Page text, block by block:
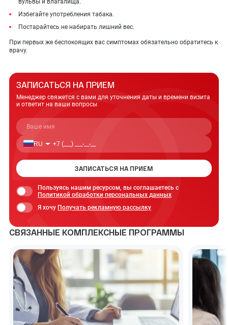
вульвы и влагалища.
Избегайте употребления табака.
Постарайтесь не набирать лишний вес.
При первых же беспокоящих вас симптомах обязательно обратитесь к
врачу.
ЗАПИСАТЬСЯ НА ПРИЕМ
Менеджер свяжется с вами для уточнения даты и времени визита
и ответит на ваши вопросы
RU
ЗАПИСАТЬСЯ НА ПРИЕМ
Пользуясь нашим ресурсом, вы соглашаетесь с
Политикой обработки персональных данных
Я хочу Получать рекламную рассылку
СВЯЗАННЫЕ КОМПЛЕКСНЫЕ ПРОГРАММЫ